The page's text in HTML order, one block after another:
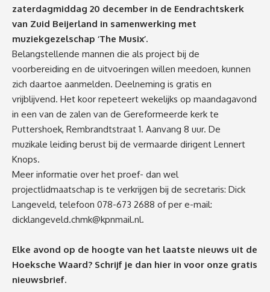
zaterdagmiddag 20 december in de Eendrachtskerk
van Zuid Beijerland in samenwerking met
muziekgezelschap ‘The Musix’.
Belangstellende mannen die als project bij de
voorbereiding en de uitvoeringen willen meedoen, kunnen
zich daartoe aanmelden. Deelneming is gratis en
vrijblijvend. Het koor repeteert wekelijks op maandagavond
in een van de zalen van de Gereformeerde kerk te
Puttershoek, Rembrandtstraat 1. Aanvang 8 uur. De
muzikale leiding berust bij de vermaarde dirigent Lennert
Knops.
Meer informatie over het proef- dan wel
projectlidmaatschap is te verkrijgen bij de secretaris: Dick
Langeveld, telefoon 078-673 2688 of per e-mail:
dicklangeveld.chmk@kpnmail.nl.
Elke avond op de hoogte van het laatste nieuws uit de
Hoeksche Waard? Schrijf je dan hier in voor onze gratis
nieuwsbrief.